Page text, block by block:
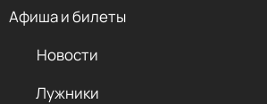
Афиша и билеты
Новости
Лужники